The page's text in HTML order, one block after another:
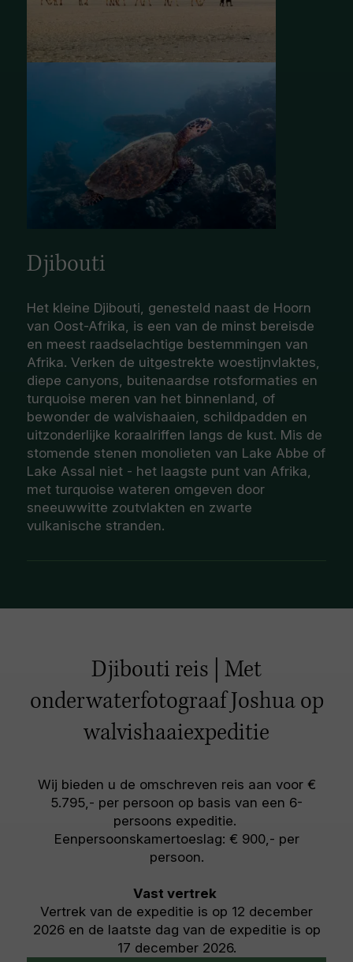
Djibouti
Het kleine Djibouti, genesteld naast de Hoorn
van Oost-Afrika, is een van de minst bereisde
en meest raadselachtige bestemmingen van
Afrika. Verken de uitgestrekte woestijnvlaktes,
diepe canyons, buitenaardse rotsformaties en
turquoise meren van het binnenland, of
bewonder de walvishaaien, schildpadden en
uitzonderlijke koraalriffen langs de kust. Mis de
stomende stenen monolieten van Lake Abbe of
Lake Assal niet - het laagste punt van Afrika,
met turquoise wateren omgeven door
sneeuwwitte zoutvlakten en zwarte
vulkanische stranden.
Djibouti reis | Met
onderwaterfotograaf Joshua op
walvishaaiexpeditie
Wij bieden u de omschreven reis aan voor €
5.795,- per persoon op basis van een 6-
persoons expeditie.
Eenpersoonskamertoeslag: € 900,- per
persoon.
Vast vertrek
Vertrek van de expeditie is op 12 december
2026 en de laatste dag van de expeditie is op
17 december 2026.